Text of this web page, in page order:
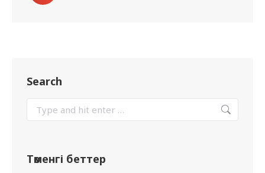
Search
Төменгі беттер